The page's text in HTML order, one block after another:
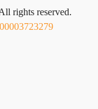
rights reserved.